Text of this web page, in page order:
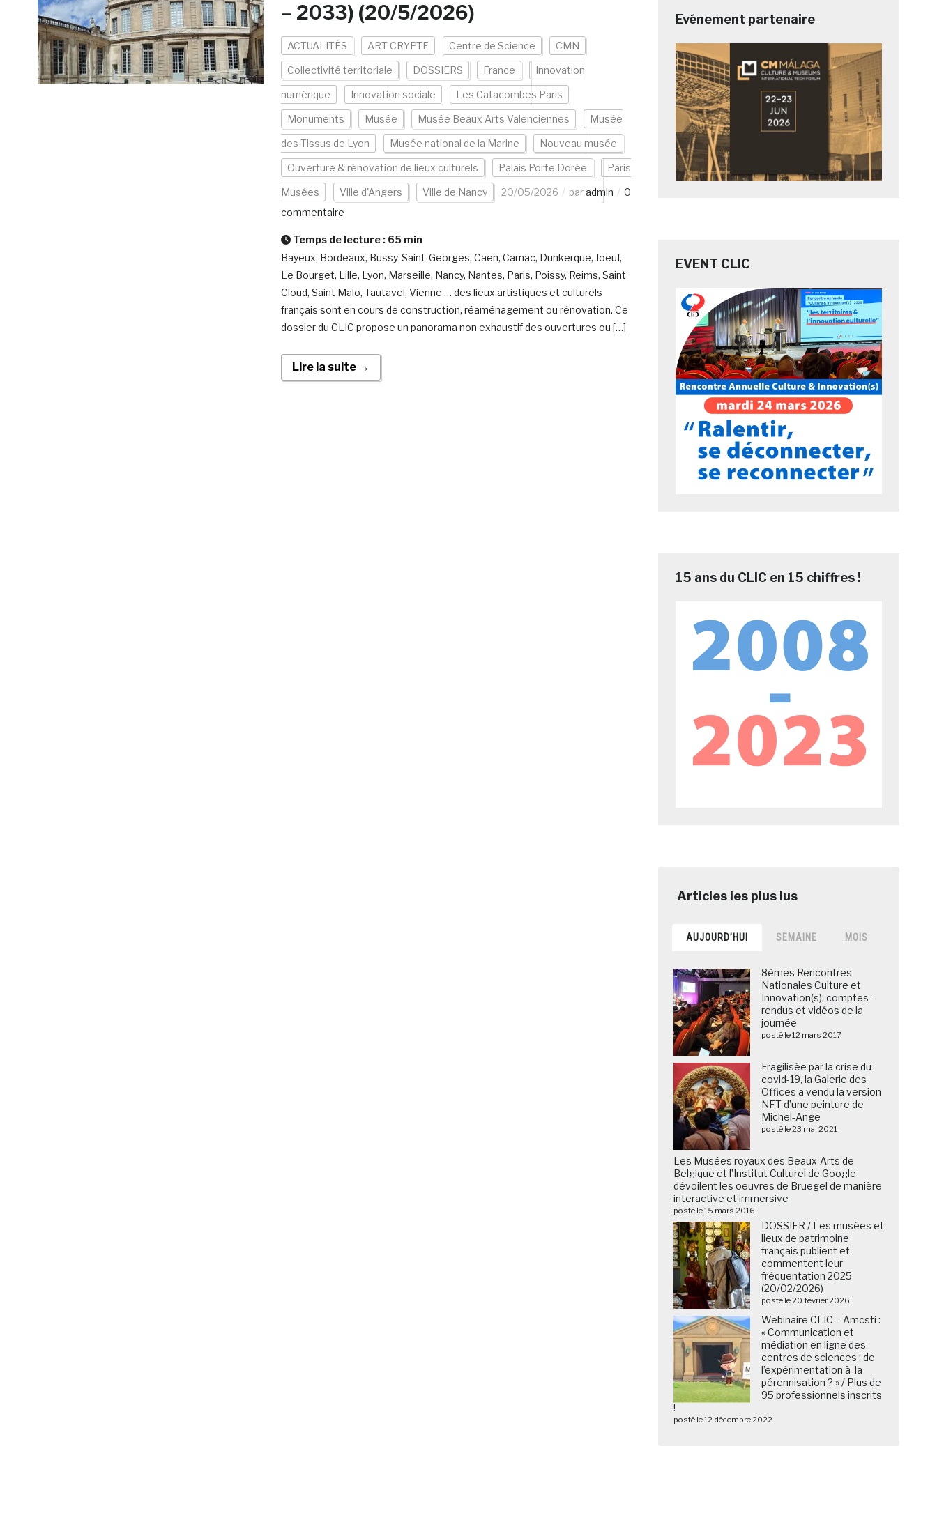
– 2033) (20/5/2026)
ACTUALITÉS ART CRYPTE Centre de Science CMN
Collectivité territoriale DOSSIERS France Innovation
numérique Innovation sociale Les Catacombes Paris
Monuments Musée Musée Beaux Arts Valenciennes Musée
des Tissus de Lyon Musée national de la Marine Nouveau musée
Ouverture & rénovation de lieux culturels Palais Porte Dorée Paris
Musées Ville d'Angers Ville de Nancy 20/05/2026 paradmin
0
commentaire
Temps de lecture : 65 min
Bayeux, Bordeaux, Bussy-Saint-Georges, Caen, Carnac, Dunkerque, Joeuf,
Le Bourget, Lille, Lyon, Marseille, Nancy, Nantes, Paris, Poissy, Reims, Saint
Cloud, Saint Malo, Tautavel, Vienne … des lieux artistiques et culturels
français sont en cours de construction, réaménagement ou rénovation. Ce
dossier du CLIC propose un panorama non exhaustif des ouvertures ou […]
Lire la suite →
Evénement partenaire
EVENT CLIC
15 ans du CLIC en 15 chiffres !
AUJOURD’HUI SEMAINE MOIS
8èmes Rencontres
Nationales Culture et
Innovation(s): comptes-
rendus et vidéos de la
journée
posté le 12 mars 2017
Fragilisée par la crise du
covid-19, la Galerie des
Offices a vendu la version
NFT d’une peinture de
Michel-Ange
posté le 23 mai 2021
Les Musées royaux des Beaux-Arts de
Belgique et l’Institut Culturel de Google
dévoilent les oeuvres de Bruegel de manière
interactive et immersive
posté le 15 mars 2016
DOSSIER / Les musées et
lieux de patrimoine
français publient et
commentent leur
fréquentation 2025
(20/02/2026)
posté le 20 février 2026
Webinaire CLIC – Amcsti :
« Communication et
médiation en ligne des
centres de sciences : de
l’expérimentation à la
pérennisation ? » / Plus de
95 professionnels inscrits
!
posté le 12 décembre 2022